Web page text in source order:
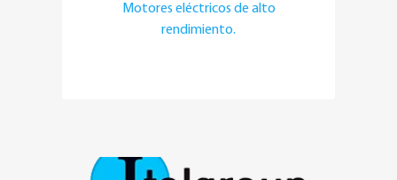
Motores eléctricos de alto
rendimiento.